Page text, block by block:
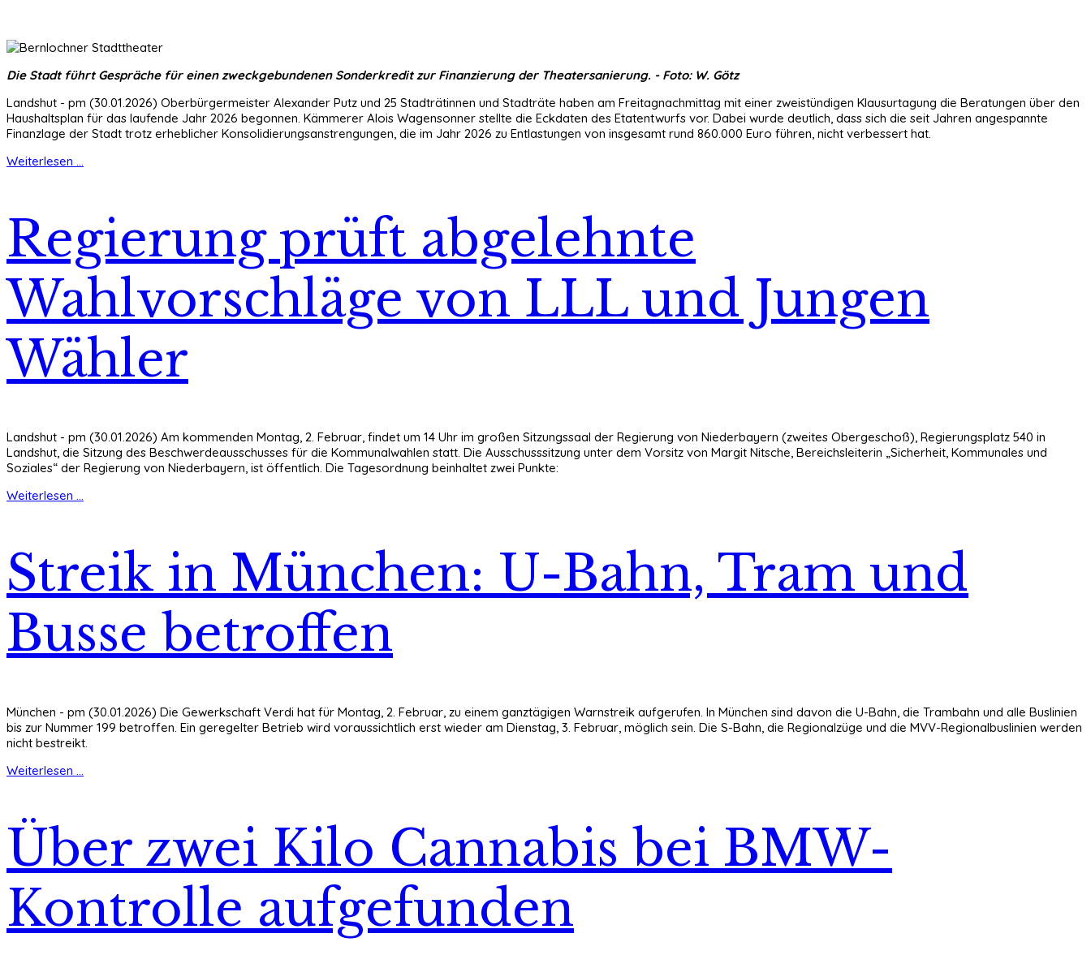
Die Stadt führt Gespräche für einen zweckgebundenen Sonderkredit zur Finanzierung der Theatersanierung. - Foto: W. Götz
Landshut - pm (30.01.2026) Oberbürgermeister Alexander Putz und 25 Stadträtinnen und Stadträte haben am Freitagnachmittag mit einer zweistündigen Klausurtagung die Beratungen über den
Haushaltsplan für das laufende Jahr 2026 begonnen. Kämmerer Alois Wagensonner stellte die Eckdaten des Etatentwurfs vor. Dabei wurde deutlich, dass sich die seit Jahren angespannte
Finanzlage der Stadt trotz erheblicher Konsolidierungsanstrengungen, die im Jahr 2026 zu Entlastungen von insgesamt rund 860.000 Euro führen, nicht verbessert hat.
Weiterlesen ...
Regierung prüft abgelehnte
Wahlvorschläge von LLL und Jungen
Wähler
Landshut - pm (30.01.2026) Am kommenden Montag, 2. Februar, findet um 14 Uhr im großen Sitzungssaal der Regierung von Niederbayern (zweites Obergeschoß), Regierungsplatz 540 in
Landshut, die Sitzung des Beschwerdeausschusses für die Kommunalwahlen statt. Die Ausschusssitzung unter dem Vorsitz von Margit Nitsche, Bereichsleiterin „Sicherheit, Kommunales und
Soziales“ der Regierung von Niederbayern, ist öffentlich. Die Tagesordnung beinhaltet zwei Punkte:
Weiterlesen ...
Streik in München: U-Bahn, Tram und
Busse betroffen
München - pm (30.01.2026) Die Gewerkschaft Verdi hat für Montag, 2. Februar, zu einem ganztägigen Warnstreik aufgerufen. In München sind davon die U-Bahn, die Trambahn und alle Buslinien
bis zur Nummer 199 betroffen. Ein geregelter Betrieb wird voraussichtlich erst wieder am Dienstag, 3. Februar, möglich sein. Die S-Bahn, die Regionalzüge und die MVV-Regionalbuslinien werden
nicht bestreikt.
Weiterlesen ...
Über zwei Kilo Cannabis bei BMW-
Kontrolle aufgefunden